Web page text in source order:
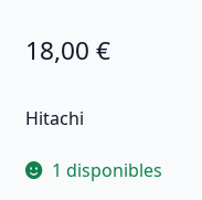
18,00 €
Hitachi
1 disponibles